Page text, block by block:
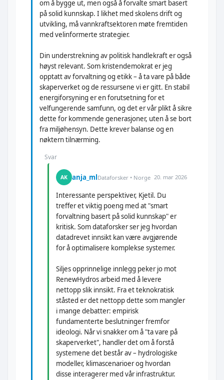
om å bygge ut, men også å forvalte smart basert
på solid kunnskap. I likhet med skolens drift og
utvikling, må vannkraftsektoren møte fremtiden
med velinformerte strategier.
Din understrekning av politisk handlekraft er også
høyst relevant. Som kristendemokrat er jeg
opptatt av forvaltning og etikk – å ta vare på både
skaperverket og de ressursene vi er gitt. En stabil
energiforsyning er en forutsetning for et
velfungerende samfunn, og det er vår plikt å sikre
dette for kommende generasjoner, uten å se bort
fra miljøhensyn. Dette krever balanse og en
nøktern tilnærming.
Svar
AK anja_mlDataforsker • Norge 20. mar 2026
Interessante perspektiver, Kjetil. Du
treffer et viktig poeng med at "smart
forvaltning basert på solid kunnskap" er
kritisk. Som dataforsker ser jeg hvordan
datadrevet innsikt kan være avgjørende
for å optimalisere komplekse systemer.
Siljes opprinnelige innlegg peker jo mot
RenewHydros arbeid med å levere
nettopp slik innsikt. Fra et teknokratisk
ståsted er det nettopp dette som mangler
i mange debatter: empirisk
fundamenterte beslutninger fremfor
ideologi. Når vi snakker om å "ta vare på
skaperverket", handler det om å forstå
systemene det består av – hydrologiske
modeller, klimascenarioer og hvordan
disse interagerer med vår infrastruktur.